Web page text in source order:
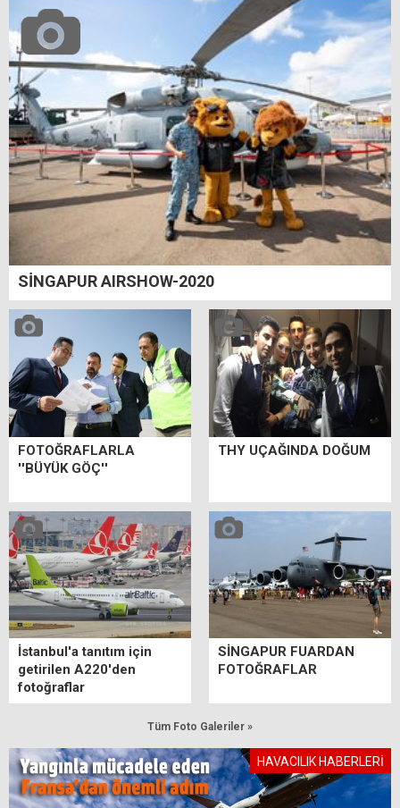
SİNGAPUR AIRSHOW-2020
FOTOĞRAFLARLA
''BÜYÜK GÖÇ''
THY UÇAĞINDA DOĞUM
İstanbul'a tanıtım için
getirilen A220'den
fotoğraflar
SİNGAPUR FUARDAN
FOTOĞRAFLAR
Tüm Foto Galeriler »
HAVACILIK HABERLERİ